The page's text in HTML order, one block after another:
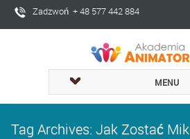
Zadzwoń + 48 577 442 884
MENU
Tag Archives: Jak Zostać